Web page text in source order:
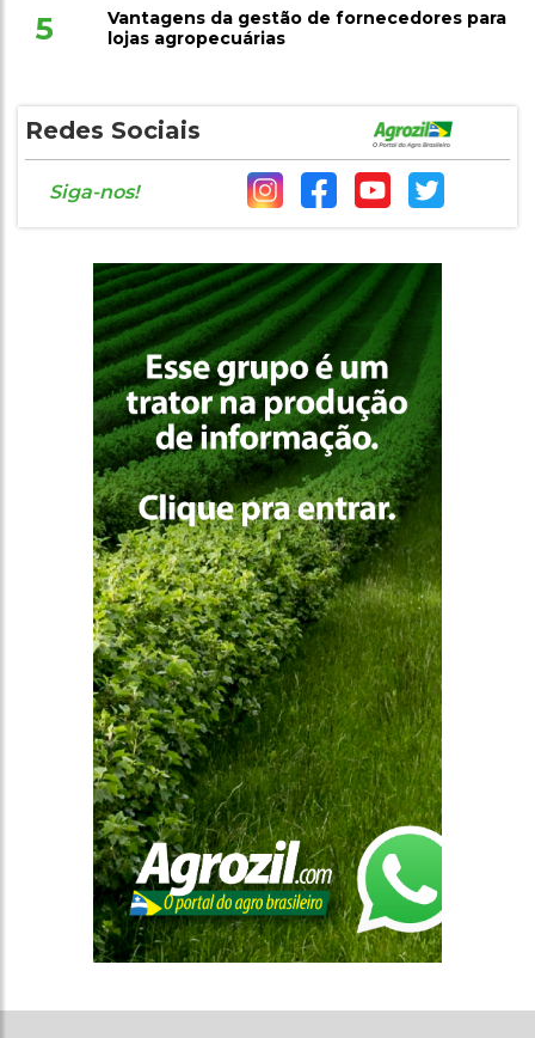
Vantagens da gestão de fornecedores para
Redes Sociais